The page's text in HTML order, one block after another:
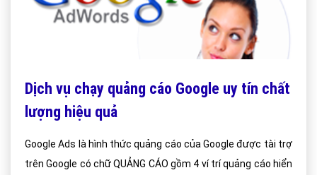
Dịch vụ chạy quảng cáo Google uy tín chất
lượng hiệu quả
Google Ads là hình thức quảng cáo của Google được tài trợ
trên Google có chữ QUẢNG CÁO gồm 4 ví trí quảng cáo hiển